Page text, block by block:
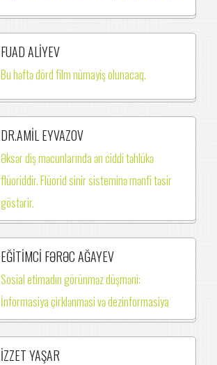
FUAD ALİYEV
Bu həftə dörd film nümayiş olunacaq.
DR.AMİL EYVAZOV
Əksər diş məcunlarında ən ciddi təhlükə
flüoriddir. Flüorid sinir sisteminə mənfi təsir
göstərir.
EĞİTİMCİ FƏRƏC AĞAYEV
Sosial etimadın görünməz düşməni:
İnformasiya çirklənməsi və dezinformasiya
İZZET YAŞAR